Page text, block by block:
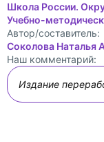
Школа России.
Учебно-
Автор/составитель:
Соколова Наталья
Наш комментарий:
Издание